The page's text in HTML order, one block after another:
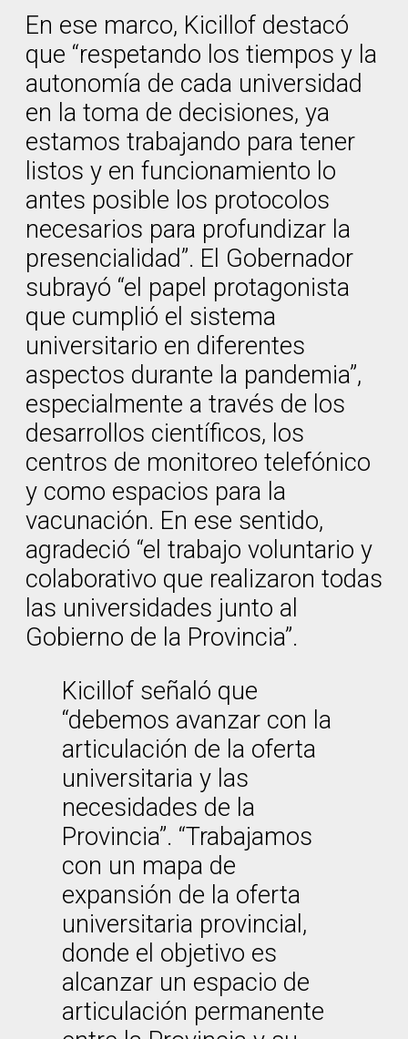
En ese marco, Kicillof destacó
que “respetando los tiempos y la
autonomía de cada universidad
en la toma de decisiones, ya
estamos trabajando para tener
listos y en funcionamiento lo
antes posible los protocolos
necesarios para profundizar la
presencialidad”. El Gobernador
subrayó “el papel protagonista
que cumplió el sistema
universitario en diferentes
aspectos durante la pandemia”,
especialmente a través de los
desarrollos científicos, los
centros de monitoreo telefónico
y como espacios para la
vacunación. En ese sentido,
agradeció “el trabajo voluntario y
colaborativo que realizaron todas
las universidades junto al
Gobierno de la Provincia”.
Kicillof señaló que
“debemos avanzar con la
articulación de la oferta
universitaria y las
necesidades de la
Provincia”. “Trabajamos
con un mapa de
expansión de la oferta
universitaria provincial,
donde el objetivo es
alcanzar un espacio de
articulación permanente